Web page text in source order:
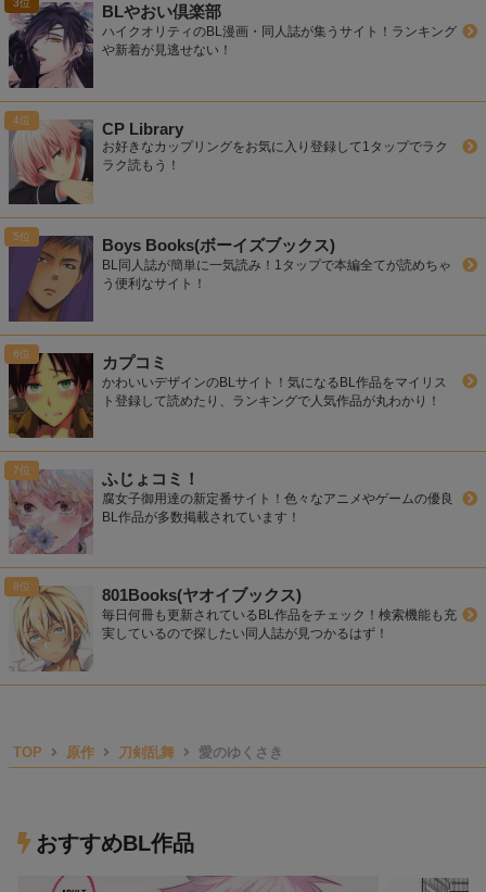
BLやおい倶楽部
ハイクオリティのBL漫画・同人誌が集うサイト！ランキング
や新着が見逃せない！
CP Library
お好きなカップリングをお気に入り登録して1タップでラク
ラク読もう！
Boys Books(ボーイズブックス)
BL同人誌が簡単に一気読み！1タップで本編全てが読めちゃ
う便利なサイト！
カプコミ
かわいいデザインのBLサイト！気になるBL作品をマイリス
ト登録して読めたり、ランキングで人気作品が丸わかり！
ふじょコミ！
腐女子御用達の新定番サイト！色々なアニメやゲームの優良
BL作品が多数掲載されています！
801Books(ヤオイブックス)
毎日何冊も更新されているBL作品をチェック！検索機能も充
実しているので探したい同人誌が見つかるはず！
TOP 原作 刀剣乱舞 愛のゆくさき
おすすめBL作品